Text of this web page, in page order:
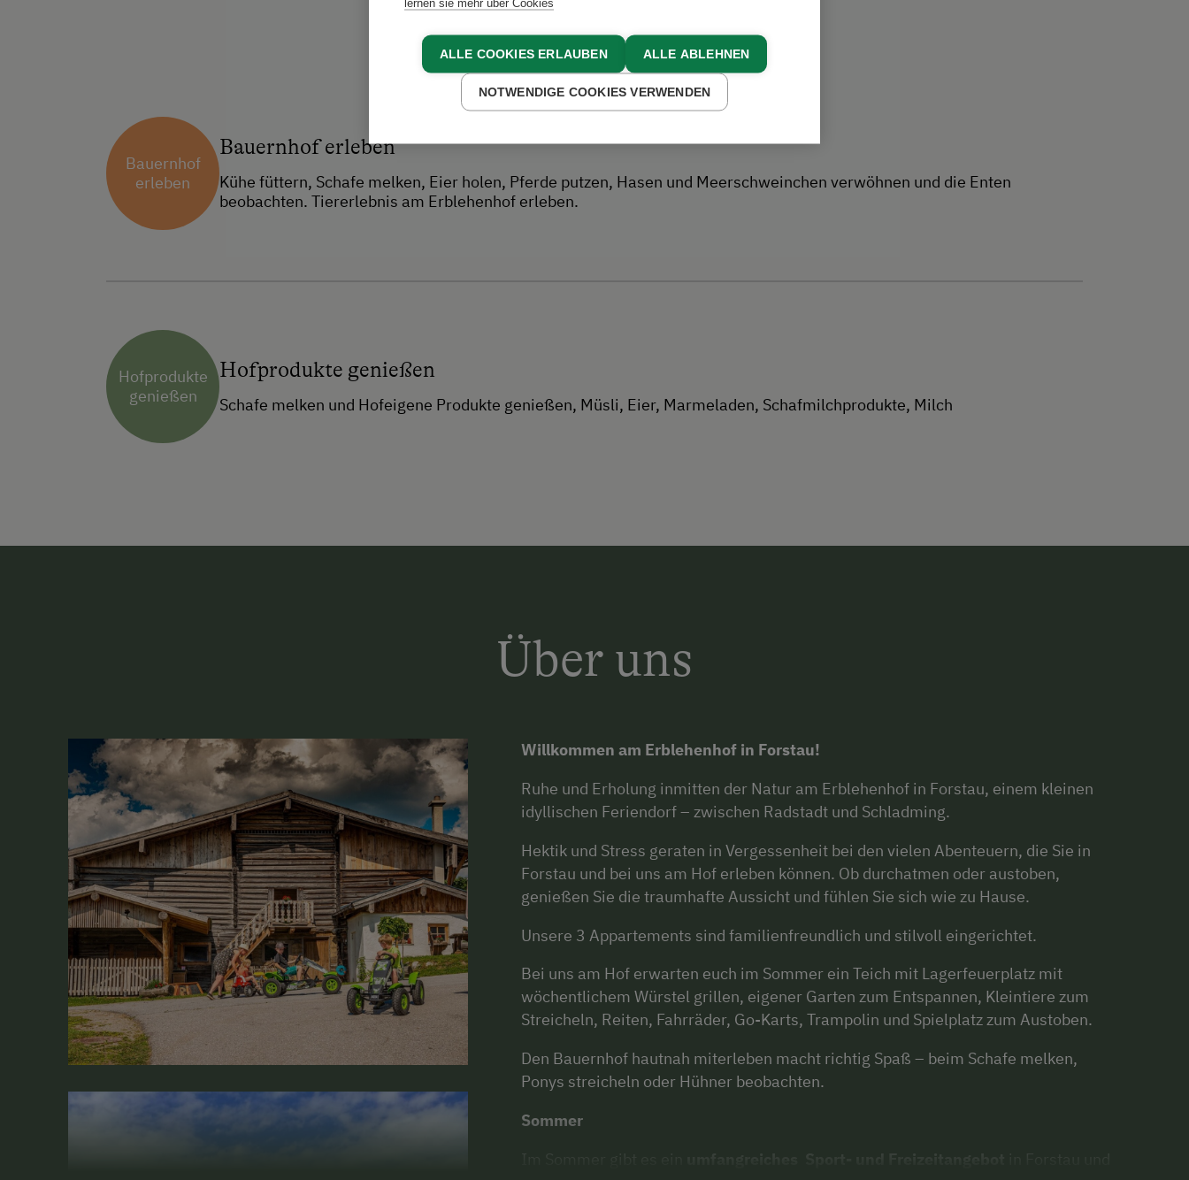
Erlebnisse
Bauernhof
erleben
Bauernhof erleben
Kühe füttern, Schafe melken, Eier holen, Pferde putzen, Hasen und Meerschweinchen verwöhnen und die Enten
beobachten. Tiererlebnis am Erblehenhof erleben.
Hofprodukte
genießen
Hofprodukte genießen
Schafe melken und Hofeigene Produkte genießen, Müsli, Eier, Marmeladen, Schafmilchprodukte, Milch
Über uns
Willkommen am Erblehenhof in Forstau!
Ruhe und Erholung inmitten der Natur am Erblehenhof in Forstau, einem kleinen
idyllischen Feriendorf – zwischen Radstadt und Schladming.
Hektik und Stress geraten in Vergessenheit bei den vielen Abenteuern, die Sie in
Forstau und bei uns am Hof erleben können. Ob durchatmen oder austoben,
genießen Sie die traumhafte Aussicht und fühlen Sie sich wie zu Hause.
Unsere 3 Appartements sind familienfreundlich und stilvoll eingerichtet.
Bei uns am Hof erwarten euch im Sommer ein Teich mit Lagerfeuerplatz mit
wöchentlichem Würstel grillen, eigener Garten zum Entspannen, Kleintiere zum
Streicheln, Reiten, Fahrräder, Go-Karts, Trampolin und Spielplatz zum Austoben.
Den Bauernhof hautnah miterleben macht richtig Spaß – beim Schafe melken,
Ponys streicheln oder Hühner beobachten.
Sommer
lernen sie mehr über Cookies
ALLE COOKIES ERLAUBEN ALLE ABLEHNEN
NOTWENDIGE COOKIES VERWENDEN